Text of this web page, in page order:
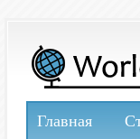
Главная